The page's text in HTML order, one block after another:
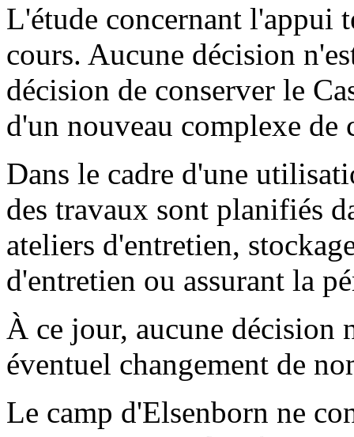
L'étude concernant l'appui
cours. Aucune décision
décision de conserver le
d'un nouveau complexe de
Dans le cadre d'une
des travaux sont planifiés
ateliers d'entretien,
d'entretien ou assurant la
À ce jour, aucune décision
éventuel changement de
Le camp d'Elsenborn ne